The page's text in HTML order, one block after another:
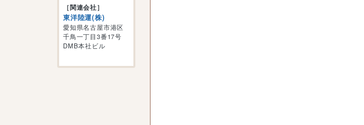
［関連会社］
東洋陸運(株)
愛知県名古屋市港区
千鳥一丁目3番17号
DMB本社ビル